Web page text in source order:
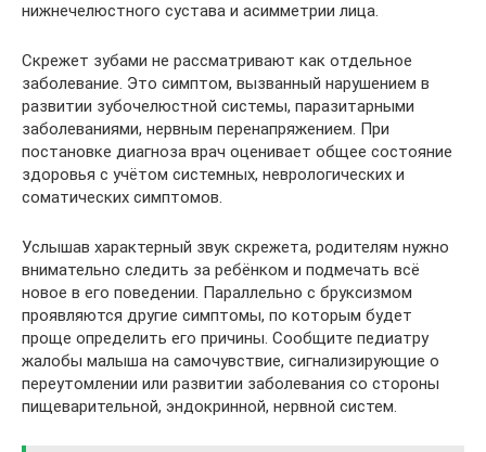
нижнечелюстного сустава и асимметрии лица.
Скрежет зубами не рассматривают как отдельное
заболевание. Это симптом, вызванный нарушением в
развитии зубочелюстной системы, паразитарными
заболеваниями, нервным перенапряжением. При
постановке диагноза врач оценивает общее состояние
здоровья с учётом системных, неврологических и
соматических симптомов.
Услышав характерный звук скрежета, родителям нужно
внимательно следить за ребёнком и подмечать всё
новое в его поведении. Параллельно с бруксизмом
проявляются другие симптомы, по которым будет
проще определить его причины. Сообщите педиатру
жалобы малыша на самочувствие, сигнализирующие о
переутомлении или развитии заболевания со стороны
пищеварительной, эндокринной, нервной систем.